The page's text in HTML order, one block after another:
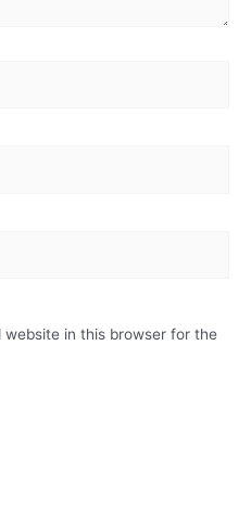
website in this browser for the